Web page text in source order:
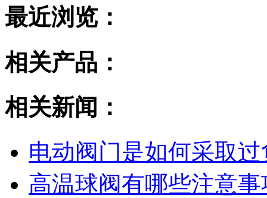
最近浏览：
相关产品：
相关新闻：
电动阀门是如何采取
高温球阀有哪些注意事